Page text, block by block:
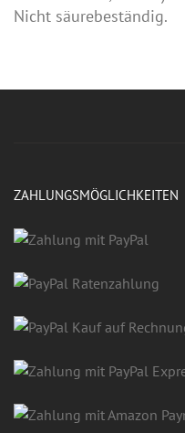
Nicht säurebeständig.
ZAHLUNGSMÖGLICHKEITEN